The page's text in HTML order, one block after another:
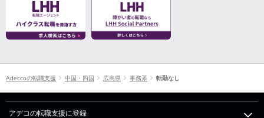
Adeccoの転職支援 中国・四国 広島県 事務系 転勤なし
アデコの転職支援に登録